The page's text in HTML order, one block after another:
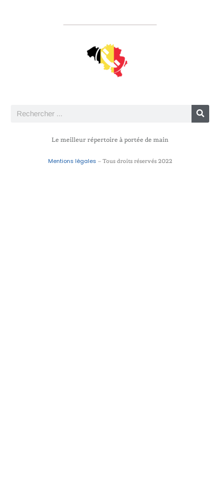
Le meilleur répertoire à portée de main
Mentions légales – Tous droits réservés 2022